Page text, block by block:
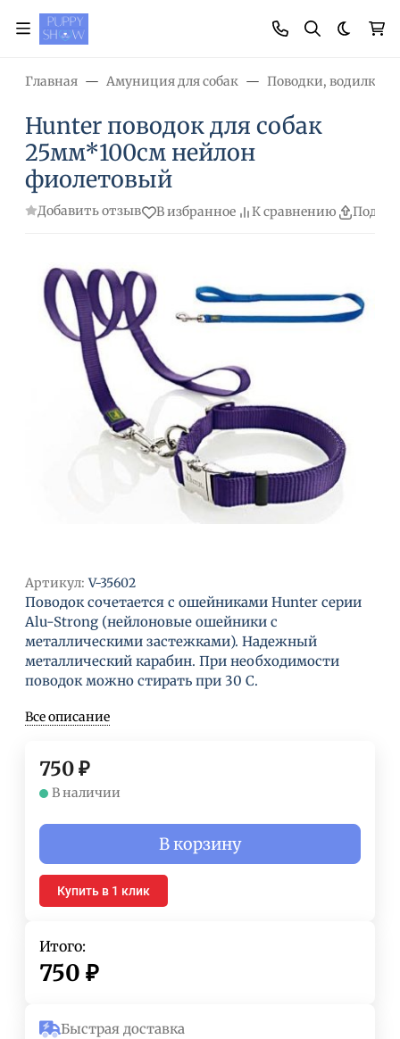
Главная Амуниция для собак Поводки, водилки,
Hunter поводок для собак
25мм*100см нейлон
фиолетовый
Добавить отзыв В избранное К сравнению
Артикул: V-35602
Поводок сочетается с ошейниками Hunter серии
Alu-Strong (нейлоновые ошейники с
металлическими застежками). Надежный
металлический карабин. При необходимости
поводок можно стирать при 30 С.
Все описание
750₽
В наличии
В корзину
Купить в 1 клик
Итого:
750 ₽
Быстрая доставка